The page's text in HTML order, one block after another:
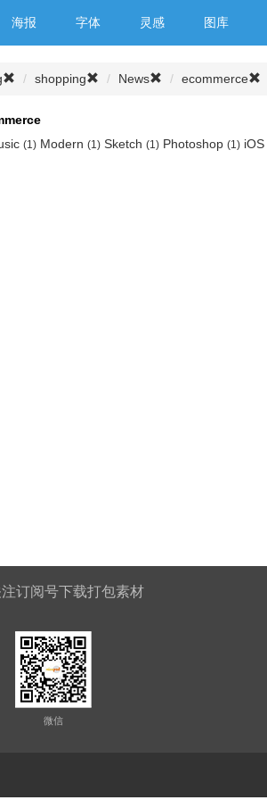
海报 字体 灵感 图库
shopping News ecommerce
(1) Modern (1) Sketch (1) Photoshop (1) iOS
注订阅号下载打包素材
微信